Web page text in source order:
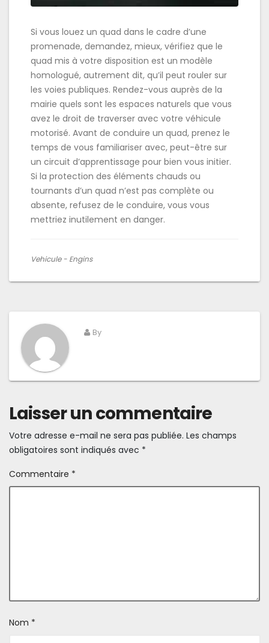
Si vous louez un quad dans le cadre d’une
promenade, demandez, mieux, vérifiez que le
quad mis à votre disposition est un modèle
homologué, autrement dit, qu’il peut rouler sur
les voies publiques. Rendez-vous auprès de la
mairie quels sont les espaces naturels que vous
avez le droit de traverser avec votre véhicule
motorisé. Avant de conduire un quad, prenez le
temps de vous familiariser avec, peut-être sur
un circuit d’apprentissage pour bien vous initier.
Si la protection des éléments chauds ou
tournants d’un quad n’est pas complète ou
absente, refusez de le conduire, vous vous
mettriez inutilement en danger.
Vehicule - Engins
By
Laisser un commentaire
Votre adresse e-mail ne sera pas publiée. Les champs
obligatoires sont indiqués avec *
Commentaire *
Nom *